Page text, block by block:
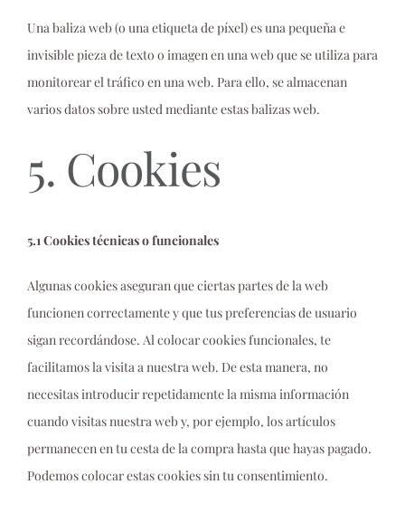
Una baliza web (o una etiqueta de píxel) es una pequeña e
invisible pieza de texto o imagen en una web que se utiliza para
monitorear el tráfico en una web. Para ello, se almacenan
varios datos sobre usted mediante estas balizas web.
5. Cookies
5.1 Cookies técnicas o funcionales
Algunas cookies aseguran que ciertas partes de la web
funcionen correctamente y que tus preferencias de usuario
sigan recordándose. Al colocar cookies funcionales, te
facilitamos la visita a nuestra web. De esta manera, no
necesitas introducir repetidamente la misma información
cuando visitas nuestra web y, por ejemplo, los artículos
permanecen en tu cesta de la compra hasta que hayas pagado.
Podemos colocar estas cookies sin tu consentimiento.